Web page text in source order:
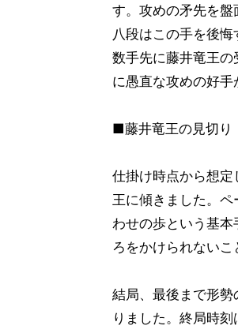
す。攻めの矛先を
八段はこの手を後
数手先に藤井竜王
に愚直な攻めの好手
■藤井竜王の見切り
仕掛け時点から想
王に傾きました。
わせの歩という基
ろをかけられないこ
結局、最後まで形
りました。終局時